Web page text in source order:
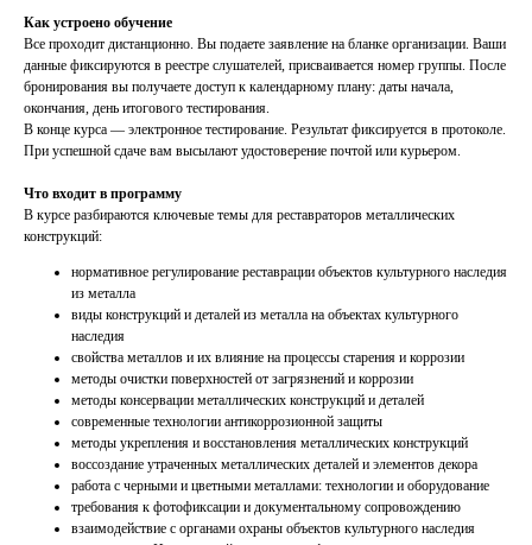
Как устроено обучение
Все проходит дистанционно. Вы подаете заявление на бланке организации. Ваши
данные фиксируются в реестре слушателей, присваивается номер группы. После
бронирования вы получаете доступ к календарному плану: даты начала,
окончания, день итогового тестирования.
В конце курса — электронное тестирование. Результат фиксируется в протоколе.
При успешной сдаче вам высылают удостоверение почтой или курьером.
Что входит в программу
В курсе разбираются ключевые темы для реставраторов металлических
конструкций:
нормативное регулирование реставрации объектов культурного наследия
из металла
виды конструкций и деталей из металла на объектах культурного
наследия
свойства металлов и их влияние на процессы старения и коррозии
методы очистки поверхностей от загрязнений и коррозии
методы консервации металлических конструкций и деталей
современные технологии антикоррозионной защиты
методы укрепления и восстановления металлических конструкций
воссоздание утраченных металлических деталей и элементов декора
работа с черными и цветными металлами: технологии и оборудование
требования к фотофиксации и документальному сопровождению
взаимодействие с органами охраны объектов культурного наследия